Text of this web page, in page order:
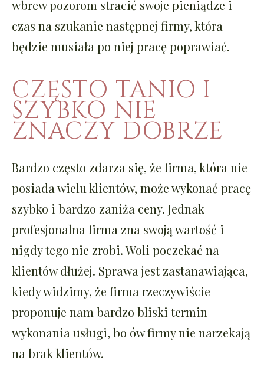
wbrew pozorom stracić swoje pieniądze i
czas na szukanie następnej firmy, która
będzie musiała po niej pracę poprawiać.
CZĘSTO TANIO I
SZYBKO NIE
ZNACZY DOBRZE
Bardzo często zdarza się, że firma, która nie
posiada wielu klientów, może wykonać pracę
szybko i bardzo zaniża ceny. Jednak
profesjonalna firma zna swoją wartość i
nigdy tego nie zrobi. Woli poczekać na
klientów dłużej. Sprawa jest zastanawiająca,
kiedy widzimy, że firma rzeczywiście
proponuje nam bardzo bliski termin
wykonania usługi, bo ów firmy nie narzekają
na brak klientów.